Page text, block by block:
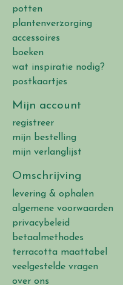
potten
plantenverzorging
accessoires
boeken
wat inspiratie nodig?
postkaartjes
Mijn account
registreer
mijn bestelling
mijn verlanglijst
Omschrijving
levering & ophalen
algemene voorwaarden
privacybeleid
betaalmethodes
terracotta maattabel
veelgestelde vragen
over ons